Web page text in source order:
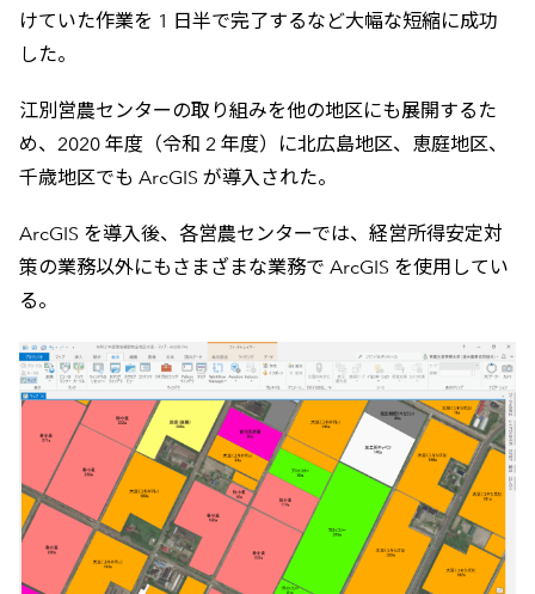
けていた作業を 1 日半で完了するなど大幅な短縮に成功
した。
江別営農センターの取り組みを他の地区にも展開するた
め、2020 年度（令和 2 年度）に北広島地区、恵庭地区、
千歳地区でも ArcGIS が導入された。
ArcGIS を導入後、各営農センターでは、経営所得安定対
策の業務以外にもさまざまな業務で ArcGIS を使用してい
る。